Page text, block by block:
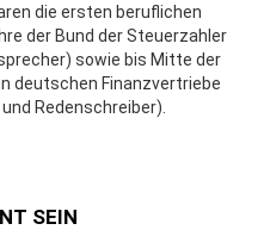
die ersten beruflichen
der Bund der Steuerzahler
sowie bis Mitte der
deutschen Finanzvertriebe
Redenschreiber).
SEIN